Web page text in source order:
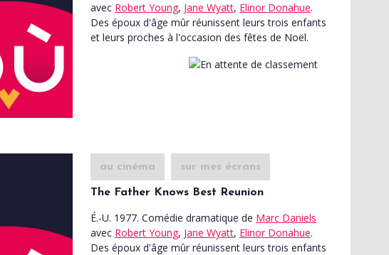
avec Robert Young, Jane Wyatt, Elinor Donahue.
Des époux d'âge mûr réunissent leurs trois enfants
et leurs proches à l'occasion des fêtes de Noël.
au cinéma sur mes écrans
The Father Knows Best Reunion
É.-U. 1977. Comédie dramatique de Marc Daniels
avec Robert Young, Jane Wyatt, Elinor Donahue.
Des époux d'âge mûr réunissent leurs trois enfants